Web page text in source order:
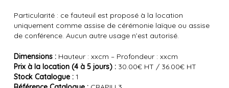
Particularité : ce fauteuil est proposé à la location
uniquement comme assise de cérémonie laïque ou assise
de conférence. Aucun autre usage n’est autorisé.
Dimensions :Hauteur : xxcm – Profondeur : xxcm
Prix à la location (4 à 5 jours) :30.00€ HT / 36.00€ HT
Stock Catalogue :1